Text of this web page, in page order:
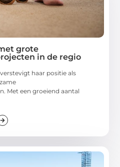
grote
in de regio
haar positie als
Met een groeiend aantal